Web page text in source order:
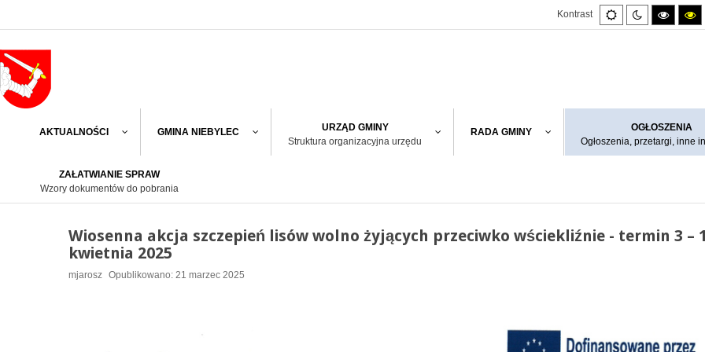
Kontrast
Default
mode
Night
mode
High
AKTUALNOŚCI GMINA NIEBYLEC
URZĄD GMINY
Struktura organizacyjna urzędu
RADA GMINY
OGŁOSZENIA
Ogłoszenia, przetargi, inne
ZAŁATWIANIE SPRAW
Wzory dokumentów do pobrania
Wiosenna akcja szczepień lisów wolno żyjących przeciwko wściekliźnie - termin 3 –
kwietnia 2025
mjarosz Opublikowano: 21 marzec 2025